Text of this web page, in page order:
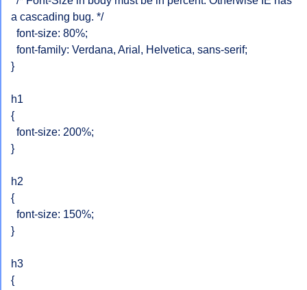
a cascading bug. */
}
h1
{
}
h2
{
}
h3
{